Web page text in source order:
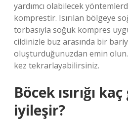
yardımcı olabilecek
komprestir. Isırılan bölgeye
torbasıyla soğuk kompres
cildinizle buz arasında bir
oluşturduğunuzdan emin
kez tekrarlayabilirsiniz.
Böcek ısırığı
iyileşir?